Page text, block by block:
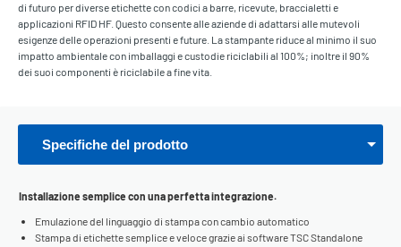
di futuro per diverse etichette con codici a barre, ricevute, braccialetti e
applicazioni RFID HF. Questo consente alle aziende di adattarsi alle mutevoli
esigenze delle operazioni presenti e future. La stampante riduce al minimo il suo
impatto ambientale con imballaggi e custodie riciclabili al 100%; inoltre il 90%
dei suoi componenti è riciclabile a fine vita.
Specifiche del prodotto
Installazione semplice con una perfetta integrazione.
Emulazione del linguaggio di stampa con cambio automatico
Stampa di etichette semplice e veloce grazie ai software TSC Standalone